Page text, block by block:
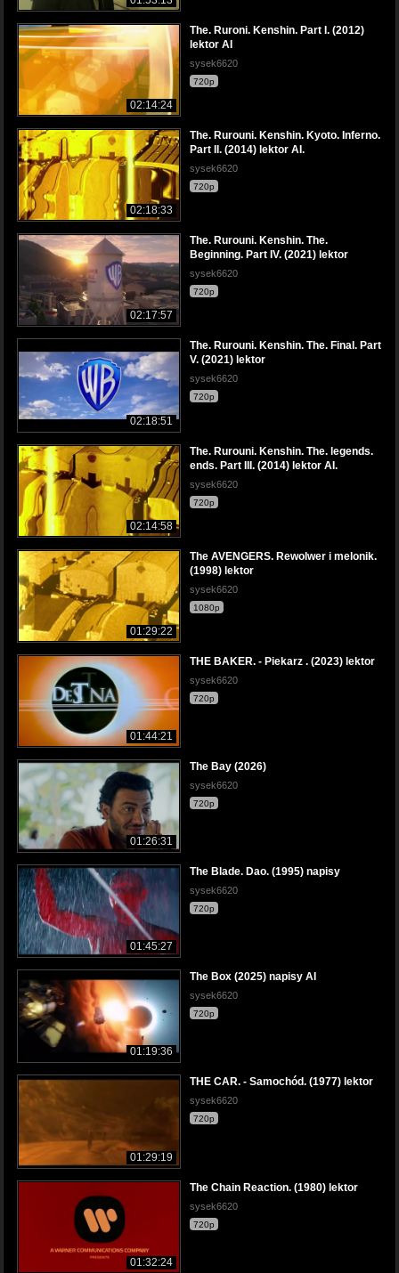
02:14:24
The. Ruroni. Kenshin. Part I. (2012)
lektor AI
sysek6620
720p
02:18:33
The. Rurouni. Kenshin. Kyoto. Inferno.
Part II. (2014) lektor AI.
sysek6620
720p
02:17:57
The. Rurouni. Kenshin. The.
Beginning. Part IV. (2021) lektor
sysek6620
720p
02:18:51
The. Rurouni. Kenshin. The. Final. Part
V. (2021) lektor
sysek6620
720p
02:14:58
The. Rurouni. Kenshin. The. legends.
ends. Part III. (2014) lektor AI.
sysek6620
720p
01:29:22
The AVENGERS. Rewolwer i melonik.
(1998) lektor
sysek6620
1080p
01:44:21
THE BAKER. - Piekarz . (2023) lektor
sysek6620
720p
01:26:31
The Bay (2026)
sysek6620
720p
01:45:27
The Blade. Dao. (1995) napisy
sysek6620
720p
01:19:36
The Box (2025) napisy AI
sysek6620
720p
01:29:19
THE CAR. - Samochód. (1977) lektor
sysek6620
720p
01:32:24
The Chain Reaction. (1980) lektor
sysek6620
720p